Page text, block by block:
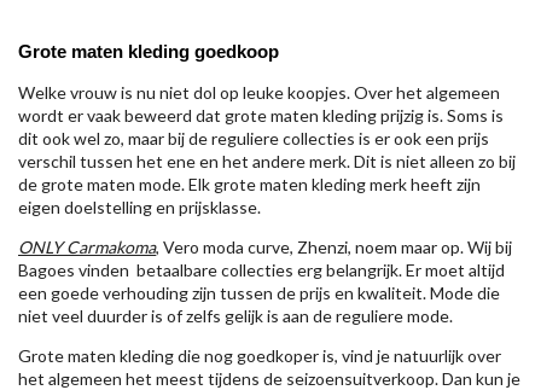
Grote maten kleding goedkoop
Welke vrouw is nu niet dol op leuke koopjes. Over het algemeen
wordt er vaak beweerd dat grote maten kleding prijzig is. Soms is
dit ook wel zo, maar bij de reguliere collecties is er ook een prijs
verschil tussen het ene en het andere merk. Dit is niet alleen zo bij
de grote maten mode. Elk grote maten kleding merk heeft zijn
eigen doelstelling en prijsklasse.
ONLY Carmakoma, Vero moda curve, Zhenzi, noem maar op. Wij bij
Bagoes vinden betaalbare collecties erg belangrijk. Er moet altijd
een goede verhouding zijn tussen de prijs en kwaliteit. Mode die
niet veel duurder is of zelfs gelijk is aan de reguliere mode.
Grote maten kleding die nog goedkoper is, vind je natuurlijk over
het algemeen het meest tijdens de seizoensuitverkoop. Dan kun je